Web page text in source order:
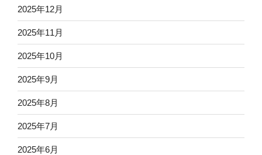
2025年12月
2025年11月
2025年10月
2025年9月
2025年8月
2025年7月
2025年6月